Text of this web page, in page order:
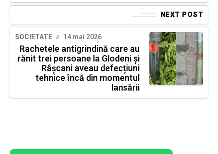
NEXT POST
SOCIETATE 14 mai 2026
Rachetele antigrindină care au
rănit trei persoane la Glodeni și
Râșcani aveau defecțiuni
tehnice încă din momentul
lansării